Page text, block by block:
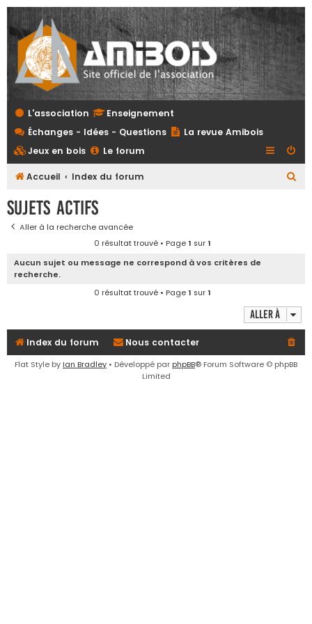
L'association
Enseignement
Échanges - Idées - Questions
La revue Amibois
Jeux en bois
Le forum
Accueil Index du forum
e
Sujets actifs
Aller à la recherche avancée
0 résultat trouvé • Page1 sur1
Aucun sujet ou message ne correspond à vos critères de
recherche.
0 résultat trouvé • Page1 sur1
Aller à
Index du forum Nous contacter
Flat Style by Ian Bradley • Développé par phpBB® Forum Software © phpBB
Limited